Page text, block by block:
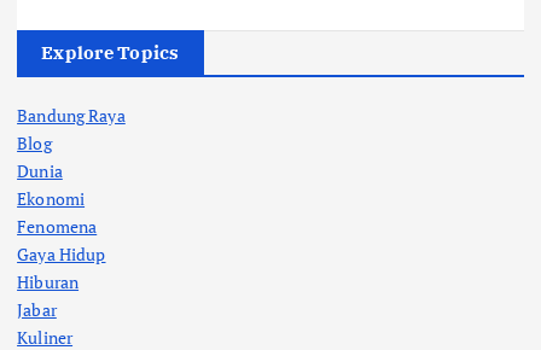
Explore Topics
Bandung Raya
Blog
Dunia
Ekonomi
Fenomena
Gaya Hidup
Hiburan
Jabar
Kuliner